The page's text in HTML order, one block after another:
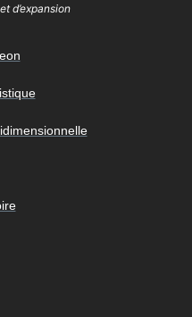
d’expansion